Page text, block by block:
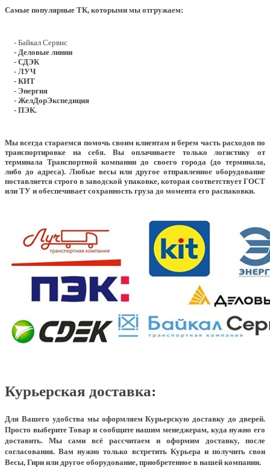
Самые популярные ТК, которыми мы отгружаем:
- Байкал Сервис
- Деловые линии
- СДЭК
- ЛУЧ
- КИТ
- Энергия
- ЖелДорЭкспедиция
- ПЭК.
Мы всегда стараемся помочь своим клиентам и берем часть расходов по
транспортировке на себя. Вы оплачиваете только логистику от
терминала Транспортной компании до своего города (до терминала,
либо до адреса). Любые весы или другое отправленное оборудование
поставляется строго в заводской упаковке, которая соответствует ГОСТ
или ТУ и обеспечивает сохранность груза до момента его распаковки.
Курьерская доставка:
Для Вашего удобства мы оформляем Курьерскую доставку до дверей.
Просто выберите Товар и сообщите нашим менеджерам, куда нужно его
доставить. Мы сами всё рассчитаем и оформим доставку, после
согласования. Вам нужно только встретить Курьера и получить свои
Весы, Гири или другое оборудование, приобретенное в нашей компании.